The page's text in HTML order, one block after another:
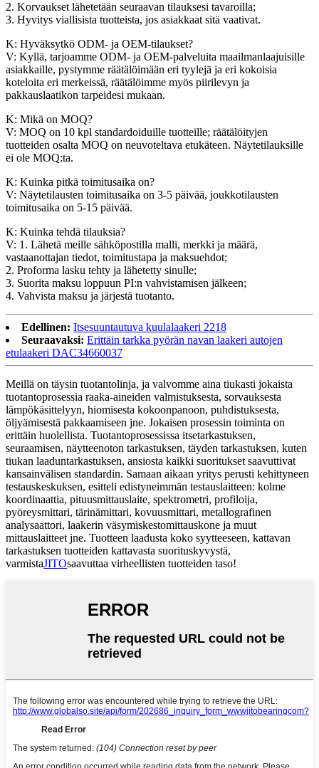
2. Korvaukset lähetetään seuraavan tilauksesi tavaroilla;
3. Hyvitys viallisista tuotteista, jos asiakkaat sitä vaativat.
K: Hyväksytkö ODM- ja OEM-tilaukset?
V: Kyllä, tarjoamme ODM- ja OEM-palveluita maailmanlaajuisille
asiakkaille, pystymme räätälöimään eri tyylejä ja eri kokoisia
koteloita eri merkeissä, räätälöimme myös piirilevyn ja
pakkauslaatikon tarpeidesi mukaan.
K: Mikä on MOQ?
V: MOQ on 10 kpl standardoiduille tuotteille; räätälöityjen
tuotteiden osalta MOQ on neuvoteltava etukäteen. Näytetilauksille
ei ole MOQ:ta.
K: Kuinka pitkä toimitusaika on?
V: Näytetilausten toimitusaika on 3-5 päivää, joukkotilausten
toimitusaika on 5-15 päivää.
K: Kuinka tehdä tilauksia?
V: 1. Lähetä meille sähköpostilla malli, merkki ja määrä,
vastaanottajan tiedot, toimitustapa ja maksuehdot;
2. Proforma lasku tehty ja lähetetty sinulle;
3. Suorita maksu loppuun PI:n vahvistamisen jälkeen;
4. Vahvista maksu ja järjestä tuotanto.
Edellinen: Itsesuuntautuva kuulalaakeri 2218
Seuraavaksi: Erittäin tarkka pyörän navan laakeri autojen
etulaakeri DAC34660037
Meillä on täysin tuotantolinja, ja valvomme aina tiukasti jokaista
tuotantoprosessia raaka-aineiden valmistuksesta, sorvauksesta
lämpökäsittelyyn, hiomisesta kokoonpanoon, puhdistuksesta,
öljyämisestä pakkaamiseen jne. Jokaisen prosessin toiminta on
erittäin huolellista. Tuotantoprosessissa itsetarkastuksen,
seuraamisen, näytteenoton tarkastuksen, täyden tarkastuksen, kuten
tiukan laaduntarkastuksen, ansiosta kaikki suoritukset saavuttivat
kansainvälisen standardin. Samaan aikaan yritys perusti kehittyneen
testauskeskuksen, esitteli edistyneimmän testauslaitteen: kolme
koordinaattia, pituusmittauslaite, spektrometri, profiloija,
pyöreysmittari, tärinämittari, kovuusmittari, metallografinen
analysaattori, laakerin väsymiskestomittauskone ja muut
mittauslaitteet jne. Tuotteen laadusta koko syytteeseen, kattavan
tarkastuksen tuotteiden kattavasta suorituskyvystä,
varmistaJITOsaavuttaa virheellisten tuotteiden taso!